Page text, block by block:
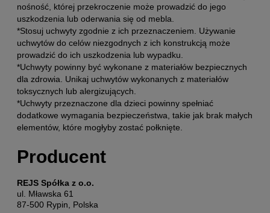
nośność, której przekroczenie może prowadzić do jego
uszkodzenia lub oderwania się od mebla.
*Stosuj uchwyty zgodnie z ich przeznaczeniem. Używanie
uchwytów do celów niezgodnych z ich konstrukcją może
prowadzić do ich uszkodzenia lub wypadku.
*Uchwyty powinny być wykonane z materiałów bezpiecznych
dla zdrowia. Unikaj uchwytów wykonanych z materiałów
toksycznych lub alergizujących.
*Uchwyty przeznaczone dla dzieci powinny spełniać
dodatkowe wymagania bezpieczeństwa, takie jak brak małych
elementów, które mogłyby zostać połknięte.
Producent
REJS Spółka z o.o.
ul. Mławska 61
87-500 Rypin, Polska